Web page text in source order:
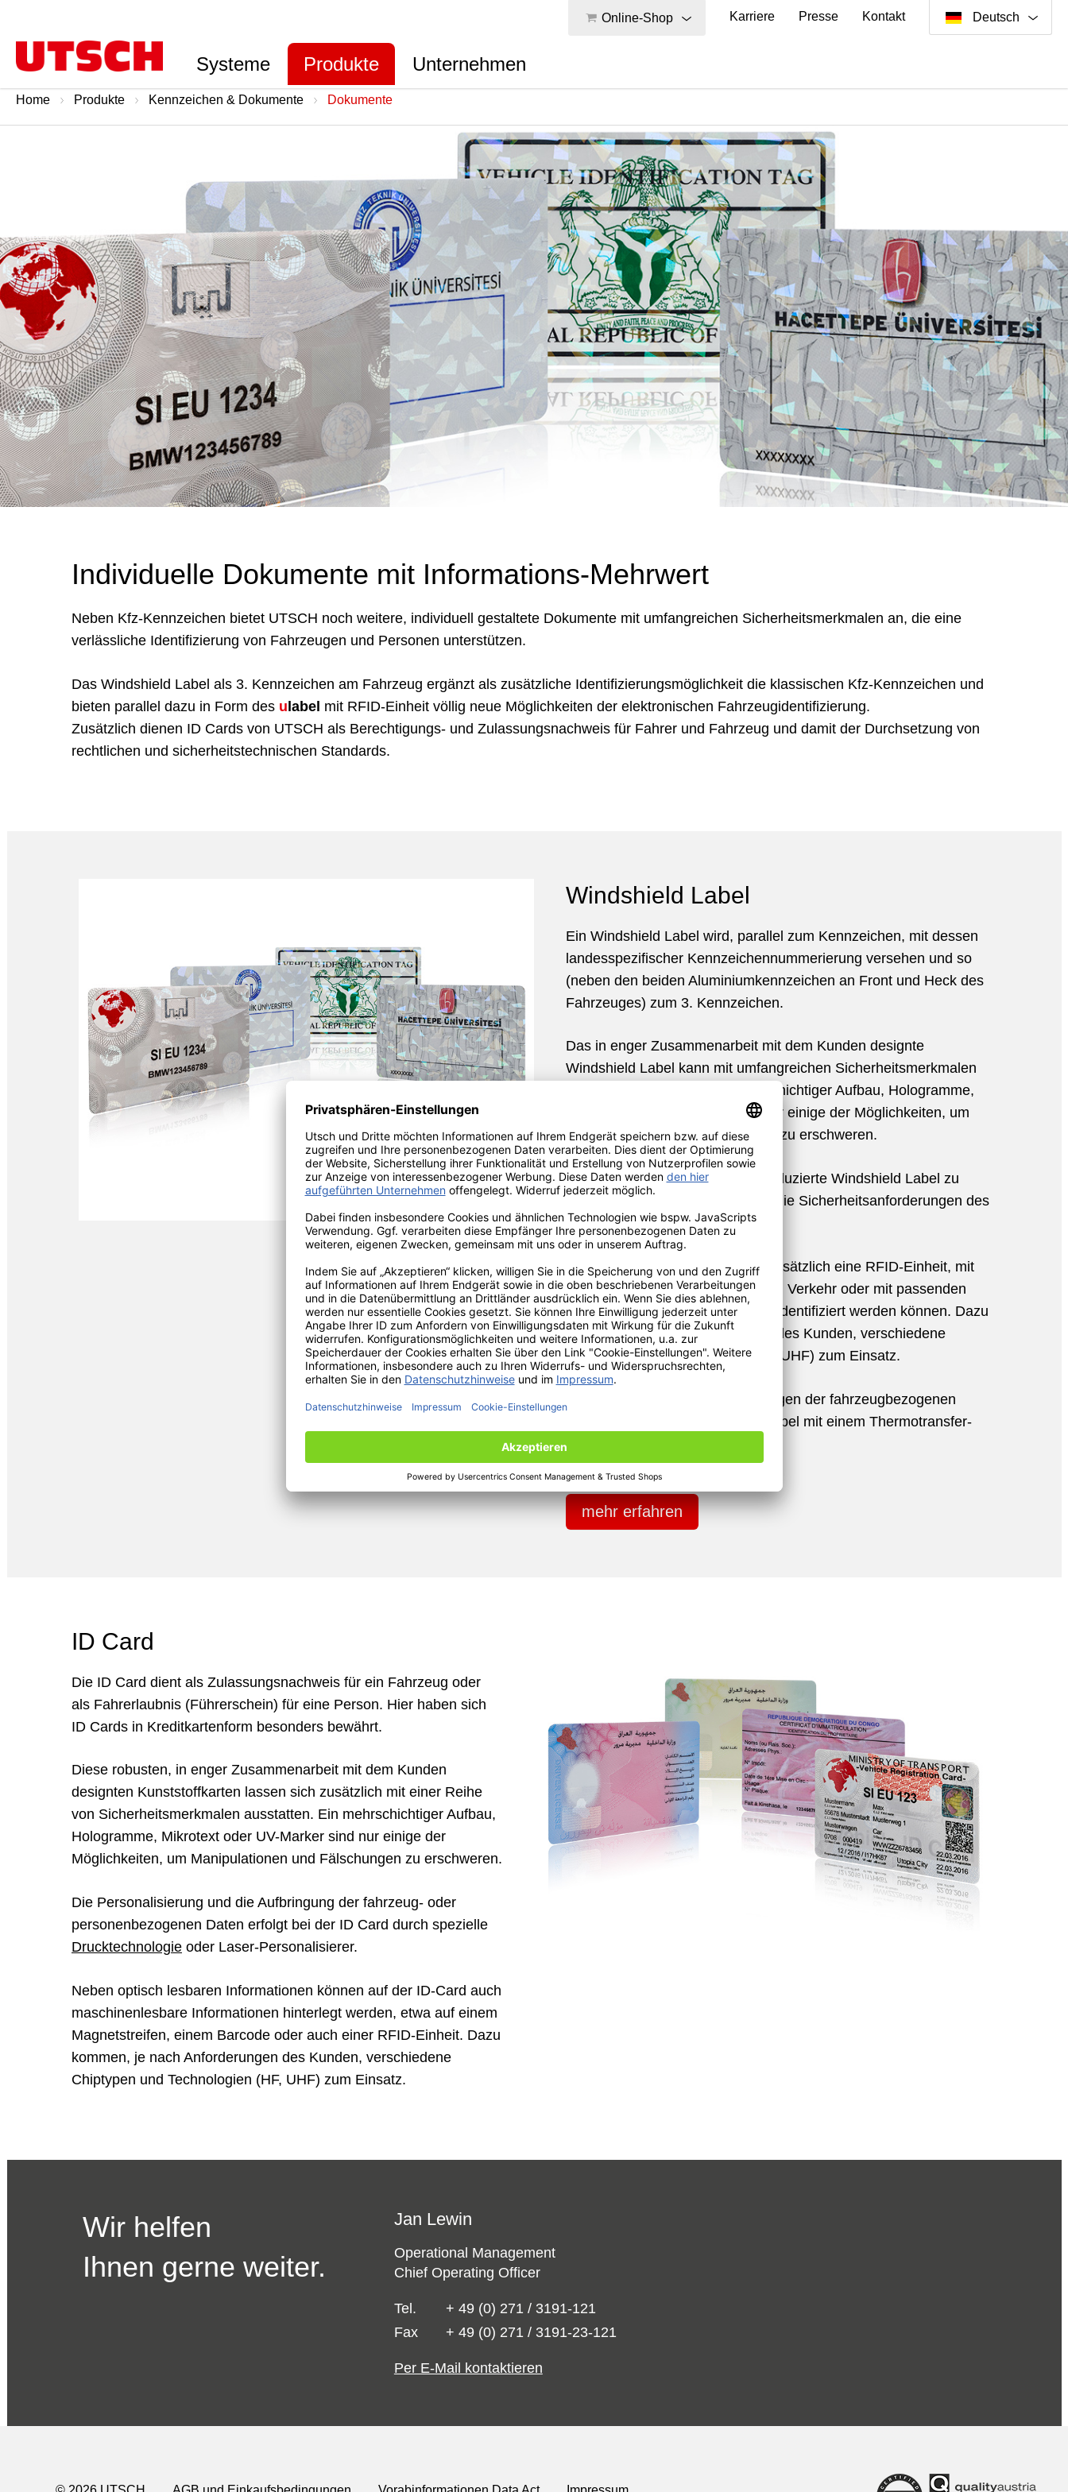
Online-Shop Karriere Presse Kontakt Deutsch
Systeme Produkte Unternehmen
Home Produkte Kennzeichen & Dokumente Dokumente
Individuelle Dokumente mit Informations-Mehrwert
Neben Kfz-Kennzeichen bietet UTSCH noch weitere, individuell gestaltete Dokumente mit umfangreichen Sicherheitsmerkmalen an, die eine
verlässliche Identifizierung von Fahrzeugen und Personen unterstützen.
Das Windshield Label als 3. Kennzeichen am Fahrzeug ergänzt als zusätzliche Identifizierungsmöglichkeit die klassischen Kfz-Kennzeichen und
bieten parallel dazu in Form des ulabel mit RFID-Einheit völlig neue Möglichkeiten der elektronischen Fahrzeugidentifizierung.
Zusätzlich dienen ID Cards von UTSCH als Berechtigungs- und Zulassungsnachweis für Fahrer und Fahrzeug und damit der Durchsetzung von
rechtlichen und sicherheitstechnischen Standards.
Windshield Label
Ein Windshield Label wird, parallel zum Kennzeichen, mit dessen
landesspezifischer Kennzeichennummerierung versehen und so
(neben den beiden Aluminiumkennzeichen an Front und Heck des
Fahrzeuges) zum 3. Kennzeichen.
Das in enger Zusammenarbeit mit dem Kunden designte
Windshield Label kann mit umfangreichen Sicherheitsmerkmalen
ausgestattet werden. Ein mehrschichtiger Aufbau, Hologramme,
Mikrotext oder UV-Marker sind nur einige der Möglichkeiten, um
Manipulationen und Fälschungen zu erschweren.
Damit wird jedes von UTSCH produzierte Windshield Label zu
einem individuellen Produkt, das die Sicherheitsanforderungen des
Kunden widerspiegelt.
Dasulabelvon UTSCH enthält zusätzlich eine RFID-Einheit, mit
der Fahrzeuge auch im fließenden Verkehr oder mit passenden
Lesegeräten vor Ort elektronisch identifiziert werden können. Dazu
kommen, je nach Anforderungen des Kunden, verschiedene
Chiptypen und Technologien (HF, UHF) zum Einsatz.
Die Personalisierung, das Aufbringen der fahrzeugbezogenen
Daten, erfolgt beim Windshield Label mit einem Thermotransfer-
oder Laserdrucker.
mehr erfahren
ID Card
Die ID Card dient als Zulassungsnachweis für ein Fahrzeug oder
als Fahrerlaubnis (Führerschein) für eine Person. Hier haben sich
ID Cards in Kreditkartenform besonders bewährt.
Diese robusten, in enger Zusammenarbeit mit dem Kunden
designten Kunststoffkarten lassen sich zusätzlich mit einer Reihe
von Sicherheitsmerkmalen ausstatten. Ein mehrschichtiger Aufbau,
Hologramme, Mikrotext oder UV-Marker sind nur einige der
Möglichkeiten, um Manipulationen und Fälschungen zu erschweren.
Die Personalisierung und die Aufbringung der fahrzeug- oder
personenbezogenen Daten erfolgt bei der ID Card durch spezielle
Drucktechnologie oder Laser-Personalisierer.
Neben optisch lesbaren Informationen können auf der ID-Card auch
maschinenlesbare Informationen hinterlegt werden, etwa auf einem
Magnetstreifen, einem Barcode oder auch einer RFID-Einheit. Dazu
kommen, je nach Anforderungen des Kunden, verschiedene
Chiptypen und Technologien (HF, UHF) zum Einsatz.
Wir helfen
Ihnen gerne weiter.
Jan Lewin
Operational Management
Chief Operating Officer
Tel.
+ 49 (0) 271 / 3191-121
Fax
+ 49 (0) 271 / 3191-23-121
Per E-Mail kontaktieren